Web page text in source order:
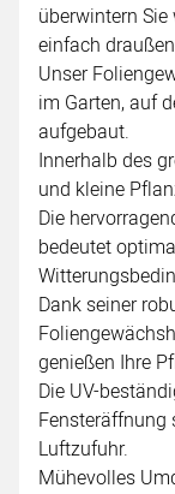
überwintern
einfach
Unser
im Garten, auf
aufgebaut.
Innerhalb des
und kleine
Die
bedeutet
Dank seiner
genießen Ihre
Die UV-
Fensteräffnung
Luftzufuhr.
Mühevolles